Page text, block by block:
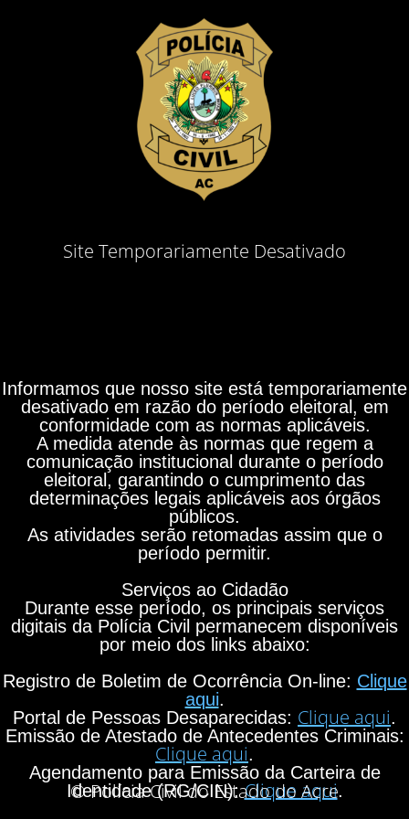
Site Temporariamente Desativado
Informamos que nosso site está temporariamente
desativado em razão do período eleitoral, em
conformidade com as normas aplicáveis.
A medida atende às normas que regem a
comunicação institucional durante o período
eleitoral, garantindo o cumprimento das
determinações legais aplicáveis aos órgãos
públicos.
As atividades serão retomadas assim que o
período permitir.
Serviços ao Cidadão
Durante esse período, os principais serviços
digitais da Polícia Civil permanecem disponíveis
por meio dos links abaixo:
Registro de Boletim de Ocorrência On-line: Clique
aqui.
Portal de Pessoas Desaparecidas: Clique aqui.
Emissão de Atestado de Antecedentes Criminais:
Clique aqui.
Agendamento para Emissão da Carteira de
Identidade (RG/CIN):Clique aqui.
© Polícia Civil do Estado do Acre